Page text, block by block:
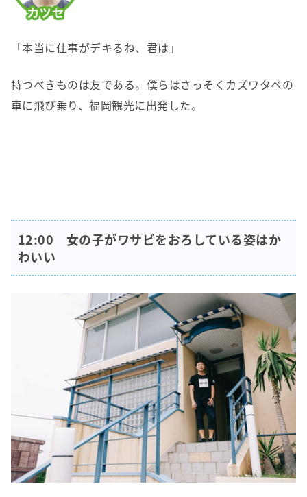
「本当に仕事がデキるね、君は」
持つべきものは友である。僕らはさっそくカズワタベの
車に飛び乗り、福岡観光に出発した。
12:00 女の子がワサビをおろしている姿はか
わいい